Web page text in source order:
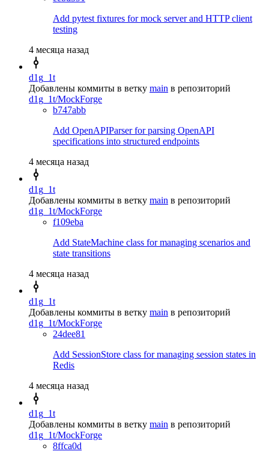
Add pytest fixtures for mock server and HTTP client
testing
4 месяца назад
d1g_1t
Добавлены коммиты в ветку main в репозиторий
d1g_1t/MockForge
b747abb
Add OpenAPIParser for parsing OpenAPI
specifications into structured endpoints
4 месяца назад
d1g_1t
Добавлены коммиты в ветку main в репозиторий
d1g_1t/MockForge
f109eba
Add StateMachine class for managing scenarios and
state transitions
4 месяца назад
d1g_1t
Добавлены коммиты в ветку main в репозиторий
d1g_1t/MockForge
24dee81
Add SessionStore class for managing session states in
Redis
4 месяца назад
d1g_1t
Добавлены коммиты в ветку main в репозиторий
d1g_1t/MockForge
8ffca0d